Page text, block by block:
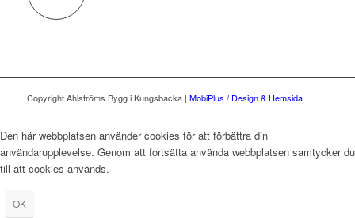
Copyright Ahlströms Bygg i Kungsbacka | MobiPlus / Design & Hemsida
Den här webbplatsen använder cookies för att förbättra din
användarupplevelse. Genom att fortsätta använda webbplatsen samtycker du
till att cookies används.
OK